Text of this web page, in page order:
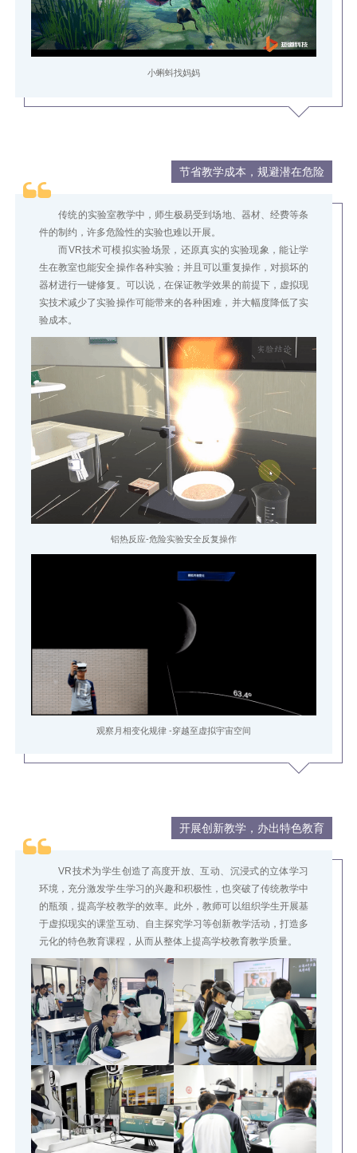
小蝌蚪找妈妈
节省教学成本，规避潜在危险
传统的实验室教学中，师生极易受到场地、器材、经费等条
件的制约，许多危险性的实验也难以开展。
而VR技术可模拟实验场景，还原真实的实验现象，能让学
生在教室也能安全操作各种实验；并且可以重复操作，对损坏的
器材进行一键修复。可以说，在保证教学效果的前提下，虚拟现
实技术减少了实验操作可能带来的各种困难，并大幅度降低了实
验成本。
铝热反应-危险实验安全反复操作
观察月相变化规律 -穿越至虚拟宇宙空间
开展创新教学，办出特色教育
VR技术为学生创造了 高度开放、互动、沉浸式的立体学习
环境，充分激发学生学习的兴趣和积极性，也突破了传统教学中
的瓶颈，提高学校教学的效率。此外，教师可以组织学生开展基
于虚拟现实的课堂互动、自主探究学习等创新教学活动，打造多
元化的特色教育课程 ，从而从整体上提高学校教育教学质量。